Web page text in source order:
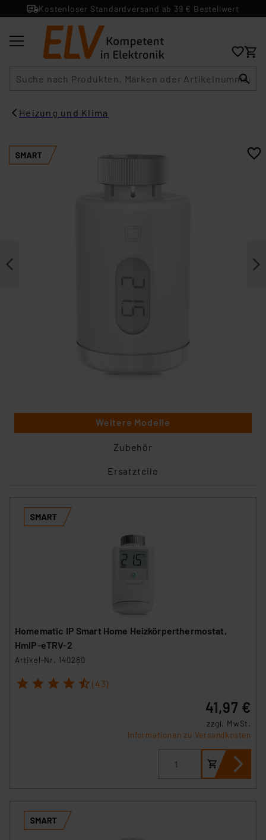
Kostenloser Standardversand ab 39 € Bestellwert
Heizung und Klima
Weitere Modelle
Zubehör
Ersatzteile
Homematic IP Smart Home Heizkörperthermostat,
HmIP-eTRV-2
Artikel-Nr. 140280
1 2 3 4 5 (43)
41,97 €
zzgl. MwSt.
Informationen zu Versandkosten